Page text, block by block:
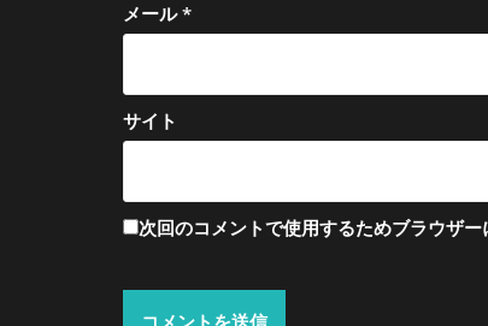
メール*
サイト
次回のコメントで使用するためブラウザ